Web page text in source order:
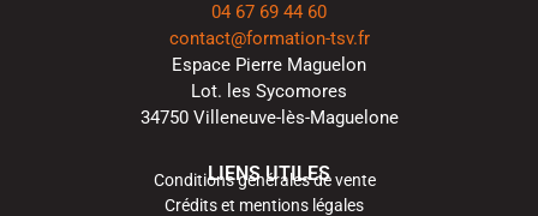
04 67 69 44 60
contact@formation-tsv.fr
Espace Pierre Maguelon
Lot. les Sycomores
34750 Villeneuve-lès-Maguelone
LIENS UTILES
Conditions générales de vente
Crédits et mentions légales